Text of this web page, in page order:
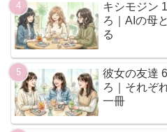
キシモジン
ろ｜AIの母
る
彼女の友達
ろ｜それぞ
一冊